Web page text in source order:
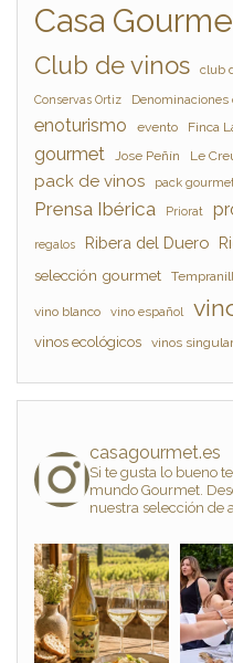
Casa
Club de vinos club
Conservas Ortiz Denominaciones
enoturismo evento Finca
gourmet Jose Peñín Le
pack de vinos pack
Prensa Ibérica Priorat
regalos Ribera del Duero
selección gourmet
vino blanco vino español
vinos ecológicos vinos
casagourmet.es
Si te gusta lo bueno
mundo Gourmet.
nuestra selección de